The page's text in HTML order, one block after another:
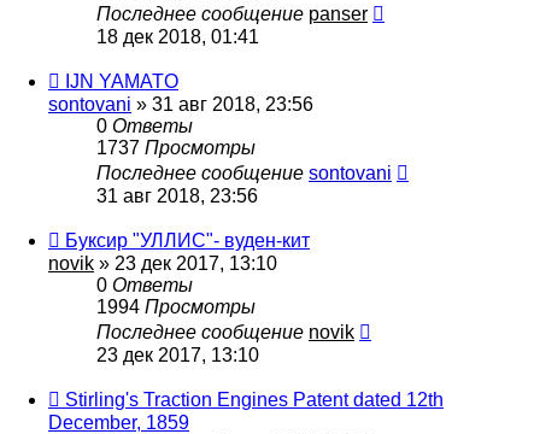
Последнее сообщение panser
18 дек 2018, 01:41
IJN YAMATO
sontovani » 31 авг 2018, 23:56
0 Ответы
1737 Просмотры
Последнее сообщение sontovani
31 авг 2018, 23:56
Буксир "УЛЛИС"- вуден-кит
novik » 23 дек 2017, 13:10
0 Ответы
1994 Просмотры
Последнее сообщение novik
23 дек 2017, 13:10
Stirling's Traction Engines Patent dated 12th
December, 1859